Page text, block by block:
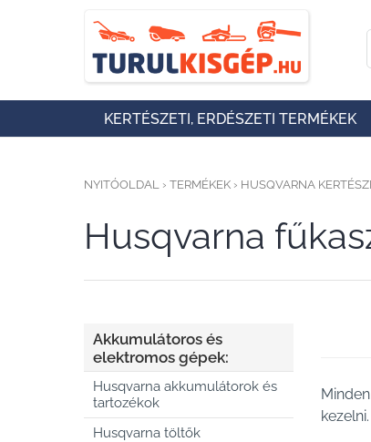
KERTÉSZETI, ERDÉSZETI TERMÉKEK
NYITÓOLDAL › TERMÉKEK › HUSQVARNA
Husqvarna
Akkumulátoros és
elektromos gépek:
Husqvarna akkumulátorok és
tartozékok
Husqvarna töltők